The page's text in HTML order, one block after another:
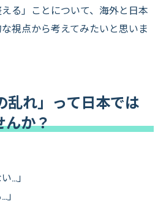
る」ことについて、海外と日本
視点から考えてみたいと思いま
乱れ」って日本では
んか？
…」